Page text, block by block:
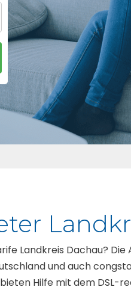
Landkreis Dachau? Die
und auch
Hilfe mit dem DSL-